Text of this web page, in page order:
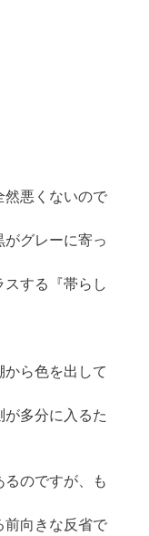
然悪くないので
グレーに寄っ
スする『帯らし
ら色を出して
多分に入るた
のですが、も
前向きな反省で